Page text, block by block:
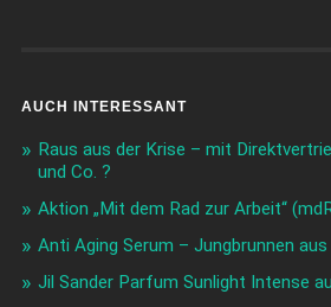
AUCH INTERESSANT
Raus aus der Krise – mit
und Co. ?
Aktion „Mit dem Rad zur Arbeit“
Anti Aging Serum – Jungbrunnen
Jil Sander Parfum Sunlight Intense